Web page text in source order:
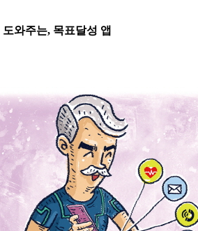
와주는, 목표달성 앱